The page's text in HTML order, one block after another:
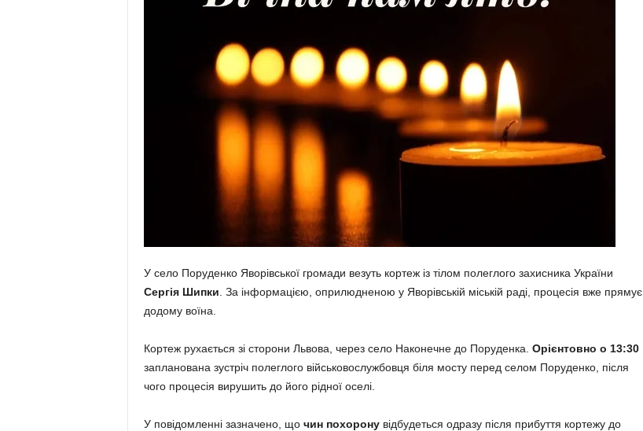
У село Поруденко Яворівської громади везуть кортеж із тілом полеглого захисника України
Сергія Шипки . За інформацією, оприлюдненою у Яворівській міській раді, процесія вже прямує
додому воїна.
Кортеж рухається зі сторони Львова, через село Наконечне до Поруденка. Орієнтовно о 13:30
запланована зустріч полеглого військовослужбовця біля мосту перед селом Поруденко, після
чого процесія вирушить до його рідної оселі.
У повідомленні зазначено, що чин похоронувідбудеться одразу після прибуття кортежу до